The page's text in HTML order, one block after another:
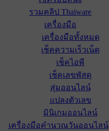
รวมคลิป Thaiware
เครื่องมือ
เครื่องมือทั้งหมด
เช็คความเร็วเน็ต
เช็คไอพี
เช็คเลขพัสดุ
สุ่มออนไลน์
แปลงตัวเลข
มินิเกมออนไลน์
เครื่องมือคำนวณวันออนไลน์